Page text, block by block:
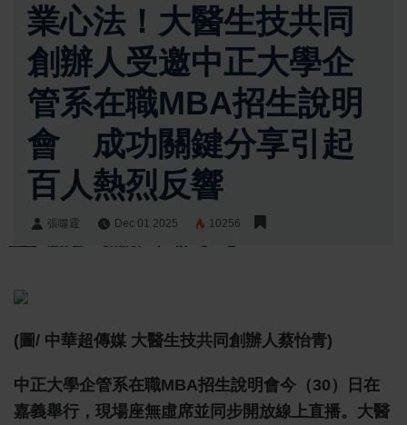
業心法！大醫生技共同
創辦人受邀中正大學企
管系在職MBA招生說明
會 成功關鍵分享引起
百人熱烈反響
張噬霆 Dec 01 2025 10256
(圖/ 中華超傳媒 大醫生技共同創辦人蔡怡青)
中正大學企管系在職MBA招生說明會今（30）日在
嘉義舉行，現場座無虛席並同步開放線上直播。大醫